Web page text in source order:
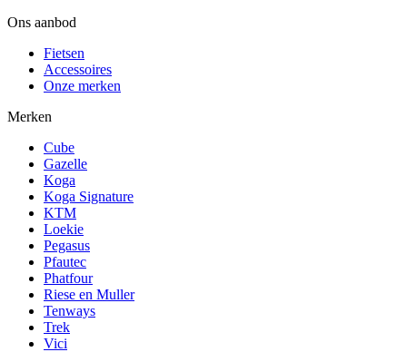
Ons aanbod
Fietsen
Accessoires
Onze merken
Merken
Cube
Gazelle
Koga
Koga Signature
KTM
Loekie
Pegasus
Pfautec
Phatfour
Riese en Muller
Tenways
Trek
Vici